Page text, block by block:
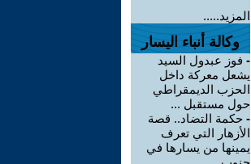
المزيد.....
وكالة أنباء اليسار
- فوز عبدول السيد
يشعل معركة داخل
الحزب الديمقراطي
حول مستقبل ...
- حكمة التضاد.. قصة
الأزهار التي تعرف
يمينها من يسارها في